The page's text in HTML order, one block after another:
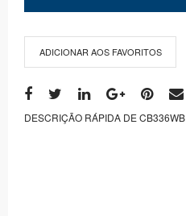
ADICIONAR AOS FAVORITOS
DESCRIÇÃO RÁPIDA DE CB336WB